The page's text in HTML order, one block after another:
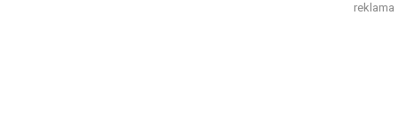
reklama